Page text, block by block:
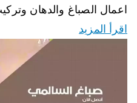
اعمال الصباغ والدهان
اقرأ المزيد